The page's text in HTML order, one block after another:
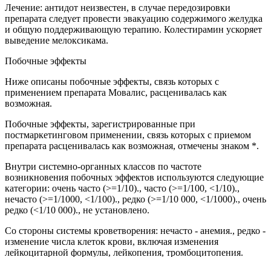
Лечение: антидот неизвестен, в случае передозировки
препарата следует провести эвакуацию содержимого желудка
и общую поддерживающую терапию. Колестирамин ускоряет
выведение мелоксикама.
Побочные эффекты
Ниже описаны побочные эффекты, связь которых с
применением препарата Мовалис, расценивалась как
возможная.
Побочные эффекты, зарегистрированные при
постмаркетинговом применении, связь которых с приемом
препарата расценивалась как возможная, отмечены знаком *.
Внутри системно-органных классов по частоте
возникновения побочных эффектов используются следующие
категории: очень часто (>=1/10)., часто (>=1/100, <1/10).,
нечасто (>=1/1000, <1/100)., редко (>=1/10 000, <1/1000)., очень
редко (<1/10 000)., не установлено.
Со стороны системы кроветворения: нечасто - анемия., редко -
изменение числа клеток крови, включая изменения
лейкоцитарной формулы, лейкопения, тромбоцитопения.